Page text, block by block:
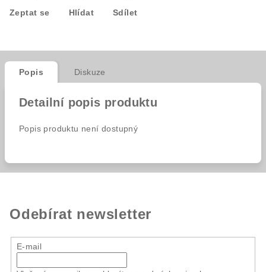
Zeptat se Hlídat Sdílet
Popis Diskuze
Detailní popis produktu
Popis produktu není dostupný
Odebírat newsletter
E-mail